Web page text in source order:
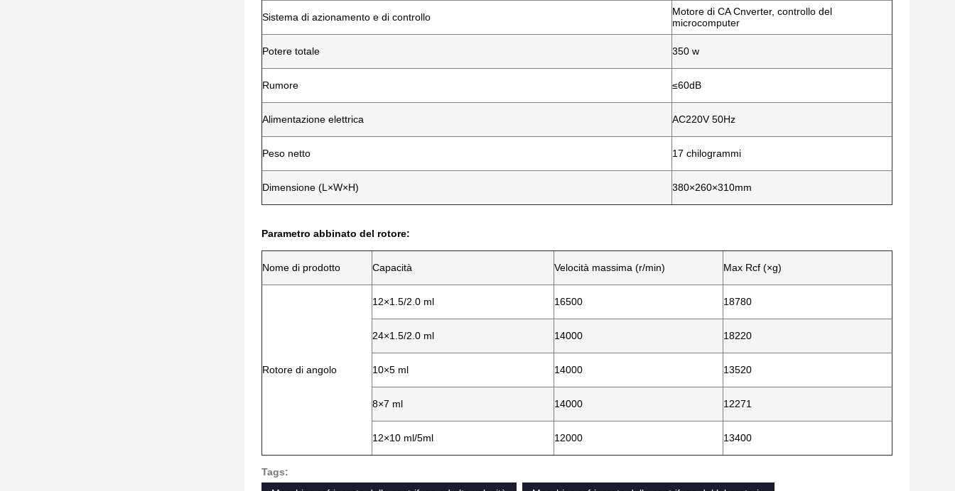
Sistema di azionamento e di controllo
Motore di CA Cnverter, controllo del
microcomputer
Potere totale 350 w
Rumore ≤60dB
Alimentazione elettrica AC220V 50Hz
Peso netto 17 chilogrammi
Dimensione (L×W×H) 380×260×310mm
Parametro abbinato del rotore:
Nome di prodotto Capacità Velocità massima (r/min) Max Rcf (×g)
Rotore di angolo
12×1.5/2.0 ml 16500 18780
24×1.5/2.0 ml 14000 18220
10×5 ml 14000 13520
8×7 ml 14000 12271
12×10 ml/5ml 12000 13400
Tags: